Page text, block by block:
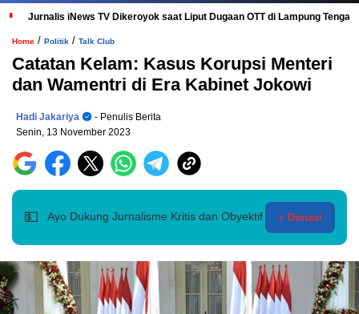
Jurnalis iNews TV Dikeroyok saat Liput Dugaan OTT di Lampung
Home / Politik / Talk Club
Catatan Kelam: Kasus Korupsi Menteri
dan Wamentri di Era Kabinet Jokowi
Hadi Jakariya
- Penulis Berita
Senin, 13 November 2023
💵 Ayo Dukung Jurnalisme Kritis dan Obyektif + Donasi